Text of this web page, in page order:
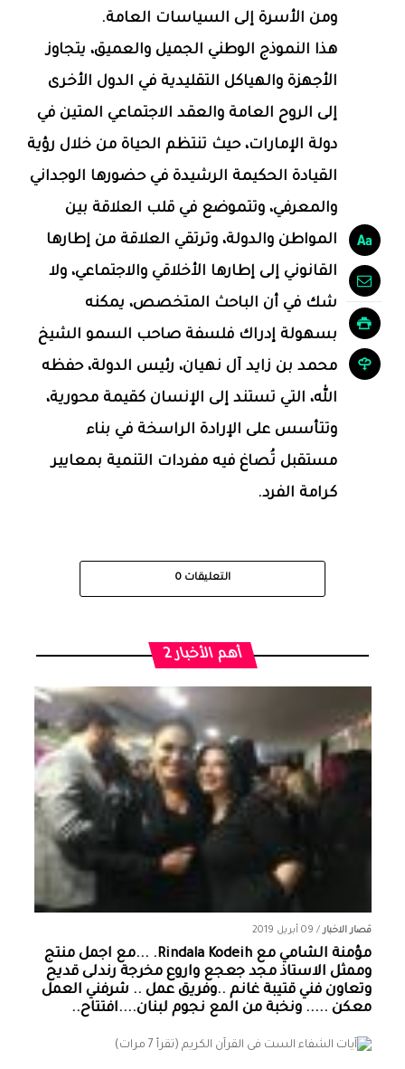
ومن الأسرة إلى السياسات العامة.
هذا النموذج الوطني الجميل والعميق، يتجاوز
الأجهزة والهياكل التقليدية في الدول الأخرى
إلى الروح العامة والعقد الاجتماعي المتين في
دولة الإمارات، حيث تنتظم الحياة من خلال رؤية
القيادة الحكيمة الرشيدة في حضورها الوجداني
والمعرفي، وتتموضع في قلب العلاقة بين
المواطن والدولة، وترتقي العلاقة من إطارها
القانوني إلى إطارها الأخلاقي والاجتماعي، ولا
شك في أن الباحث المتخصص، يمكنه
بسهولة إدراك فلسفة صاحب السمو الشيخ
محمد بن زايد آل نهيان، رئيس الدولة، حفظه
الله، التي تستند إلى الإنسان كقيمة محورية،
وتتأسس على الإرادة الراسخة في بناء
مستقبل تُصاغ فيه مفردات التنمية بمعايير
كرامة الفرد.
التعليقات 0
أهم الأخبار 2
قصار الاخبار/ 09 أبريل 2019
مؤمنة الشامي‏ مع ‏‎Rindala Kodeih‎‏. ...مع اجمل منتج
وممثل الاستاذ مجد جعجع واروع مخرجة رندلى قديح
وتعاون فني قتيبة غانم ..وفريق عمل .. شرفني العمل
معكن ..... ونخبة من المع نجوم لبنان....افتتاح..